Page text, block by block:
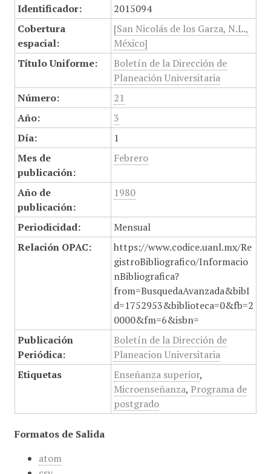
Identificador:
2015094
Cobertura
espacial:
[San Nicolás de los Garza, N.L.,
México]
Título Uniforme:
Boletín de la Dirección de
Planeación Universitaria
Número:
21
Año:
3
Día:
1
Mes de
publicación:
Febrero
Año de
publicación:
1980
Periodicidad:
Mensual
Relación OPAC:
https://www.codice.uanl.mx/Re
gistroBibliografico/Informacio
nBibliografica?
from=BusquedaAvanzada&bibI
d=1752953&biblioteca=0&fb=2
0000&fm=6&isbn=
Publicación
Periódica:
Boletín de la Dirección de
Planeacion Universitaria
Etiquetas
Enseñanza superior,
Microenseñanza, Programa de
postgrado
Formatos de Salida
atom